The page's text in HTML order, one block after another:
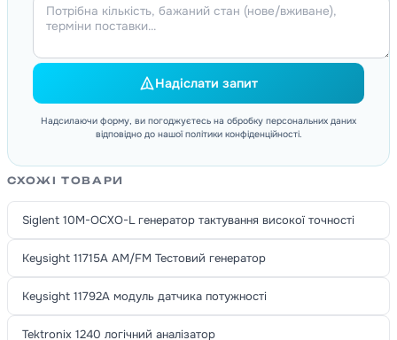
Надіслати запит
Надсилаючи форму, ви погоджуєтесь на обробку персональних даних
відповідно до нашої політики конфіденційності.
СХОЖІ ТОВАРИ
Siglent 10M-OCXO-L генератор тактування високої точності
Keysight 11715A AM/FM Тестовий генератор
Keysight 11792A модуль датчика потужності
Tektronix 1240 логічний аналізатор